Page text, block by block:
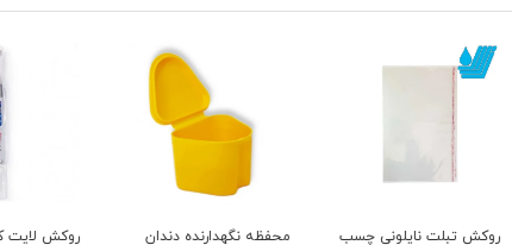
محفظه نگهدارنده دندان
روکش لایت کیور قلمی
روکش